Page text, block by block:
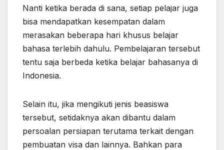
Nanti ketika berada di sana, setiap pelajar juga
bisa mendapatkan kesempatan dalam
merasakan beberapa hari khusus belajar
bahasa terlebih dahulu. Pembelajaran tersebut
tentu saja berbeda ketika belajar bahasanya di
Indonesia.
Selain itu, jika mengikuti jenis beasiswa
tersebut, setidaknya akan dibantu dalam
persoalan persiapan terutama terkait dengan
pembuatan visa dan lainnya. Bahkan para